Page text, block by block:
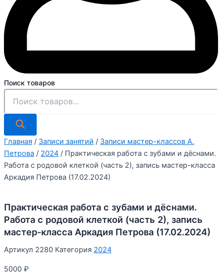
Поиск товаров
Главная / Записи занятий / Записи мастер-классов А.
Петрова / 2024 / Практическая работа с зубами и дёснами.
Работа с родовой клеткой (часть 2), запись мастер-класса
Аркадия Петрова (17.02.2024)
Практическая работа с зубами и дёснами.
Работа с родовой клеткой (часть 2), запись
мастер-класса Аркадия Петрова (17.02.2024)
Артикул 2280 Категория 2024
5000 ₽